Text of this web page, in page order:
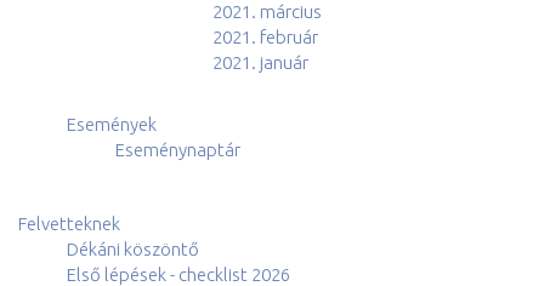
2021. március
2021. február
2021. január
Események
Eseménynaptár
Felvetteknek
Dékáni köszöntő
Első lépések - checklist 2026